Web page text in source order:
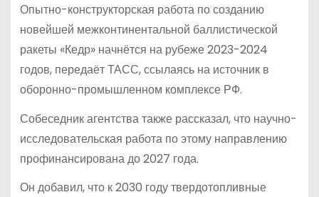
Опытно-конструкторская работа по созданию
новейшей межконтинентальной баллистической
ракеты «Кедр» начнётся на рубеже 2023-2024
годов, передаётТАСС, ссылаясь на источник в
оборонно-промышленном комплексе РФ.
Собеседник агентства также рассказал, что научно-
исследовательская работа по этому направлению
профинансирована до 2027 года.
Он добавил, что к 2030 году твердотопливные